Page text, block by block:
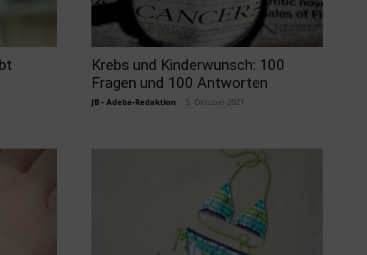
Krebs und Kinderwunsch: 100
Fragen und 100 Antworten
JB - Adeba-Redaktion 5. Oktober 2021